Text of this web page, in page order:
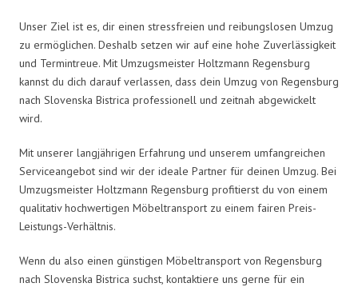
Unser Ziel ist es, dir einen stressfreien und reibungslosen Umzug
zu ermöglichen. Deshalb setzen wir auf eine hohe Zuverlässigkeit
und Termintreue. Mit Umzugsmeister Holtzmann Regensburg
kannst du dich darauf verlassen, dass dein Umzug von Regensburg
nach Slovenska Bistrica professionell und zeitnah abgewickelt
wird.
Mit unserer langjährigen Erfahrung und unserem umfangreichen
Serviceangebot sind wir der ideale Partner für deinen Umzug. Bei
Umzugsmeister Holtzmann Regensburg profitierst du von einem
qualitativ hochwertigen Möbeltransport zu einem fairen Preis-
Leistungs-Verhältnis.
Wenn du also einen günstigen Möbeltransport von Regensburg
nach Slovenska Bistrica suchst, kontaktiere uns gerne für ein